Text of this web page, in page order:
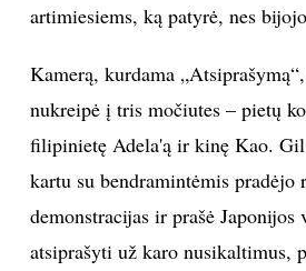
NELAIMĖS
KONTAKTAI
artimiesiems, ką patyrė, nes
Kamerą, kurdama
nukreipė į tris močiutes – pietų
filipinietę Adela'ą ir kinę Kao.
kartu su bendramintėmis pradėjo
demonstracijas ir prašė Japonijos
atsiprašyti už karo nusikaltimus,